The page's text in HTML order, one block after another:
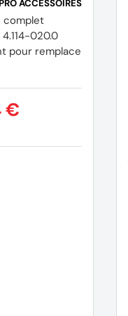
ACCESSOIRES
complet
4.114-020.0
pour remplace
€